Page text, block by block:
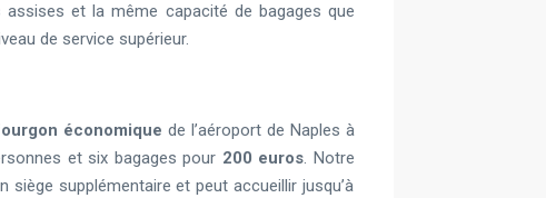
et la même capacité de bagages que
de service supérieur.
économique de l’aéroport de Naples à
et six bagages pour 200 euros. Notre
supplémentaire et peut accueillir jusqu’à